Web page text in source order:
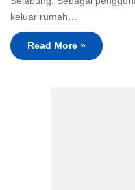
keluar rumah…
Read More »